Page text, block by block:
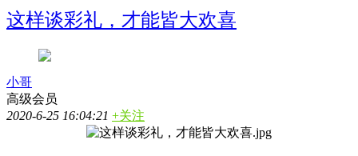
这样谈彩礼，才能皆大欢喜
小哥
高级会员
2020-6-25 16:04:21 +关注